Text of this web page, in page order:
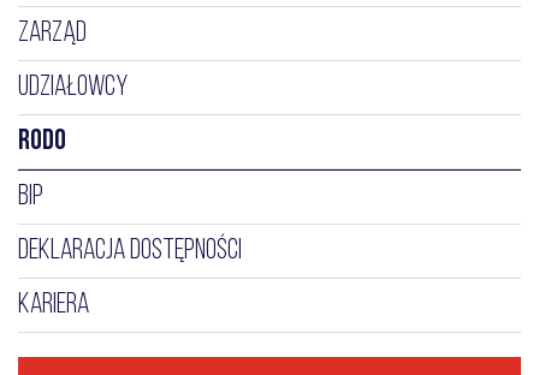
ZARZĄD
UDZIAŁOWCY
RODO
BIP
DEKLARACJA DOSTĘPNOŚCI
KARIERA